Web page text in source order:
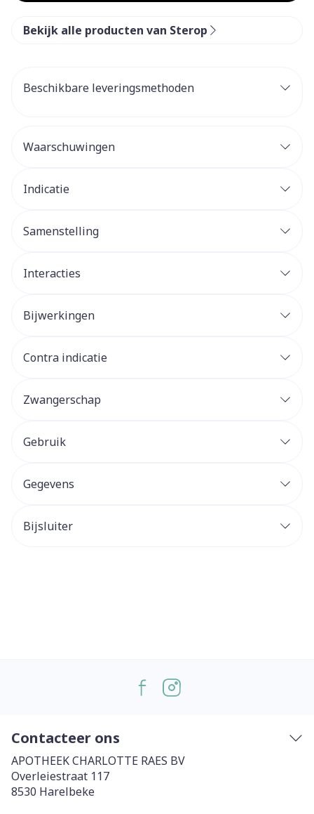
Bekijk alle producten van Sterop
Beschikbare leveringsmethoden
Waarschuwingen
Indicatie
Samenstelling
Interacties
Bijwerkingen
Contra indicatie
Zwangerschap
Gebruik
Gegevens
Bijsluiter
Contacteer ons
APOTHEEK CHARLOTTE RAES BV
Overleiestraat 117
8530 Harelbeke